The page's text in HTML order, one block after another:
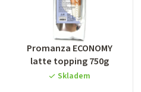
Priemerné
hodnotenie
produktu
Promanza ECONOMY
latte topping 750g
Skladem